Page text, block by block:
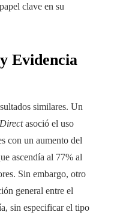
clave en su
Evidencia
similares. Un
asoció el uso
con un aumento del
ascendía al 77% al
Sin embargo, otro
general entre el
sin especificar el tipo